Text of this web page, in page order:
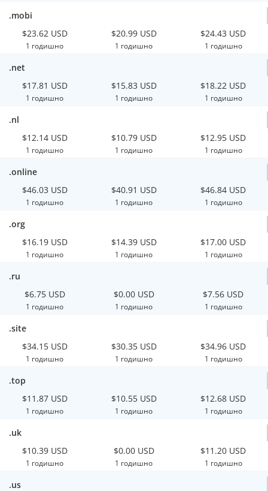
.mobi
$23.62 USD
1 годишно
$20.99 USD
1 годишно
$24.43 USD
1 годишно
.net
$17.81 USD
1 годишно
$15.83 USD
1 годишно
$18.22 USD
1 годишно
.nl
$12.14 USD
1 годишно
$10.79 USD
1 годишно
$12.95 USD
1 годишно
.online
$46.03 USD
1 годишно
$40.91 USD
1 годишно
$46.84 USD
1 годишно
.org
$16.19 USD
1 годишно
$14.39 USD
1 годишно
$17.00 USD
1 годишно
.ru
$6.75 USD
1 годишно
$0.00 USD
1 годишно
$7.56 USD
1 годишно
.site
$34.15 USD
1 годишно
$30.35 USD
1 годишно
$34.96 USD
1 годишно
.top
$11.87 USD
1 годишно
$10.55 USD
1 годишно
$12.68 USD
1 годишно
.uk
$10.39 USD
1 годишно
$0.00 USD
1 годишно
$11.20 USD
1 годишно
.us